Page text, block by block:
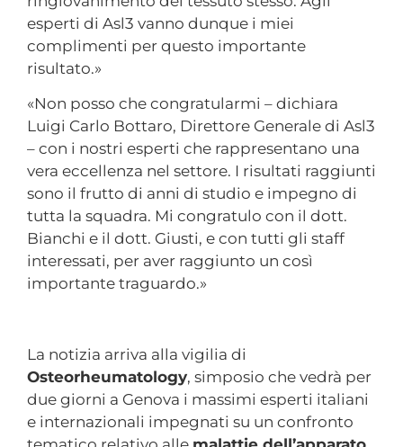
esperti di Asl3 vanno dunque i miei
complimenti per questo importante
risultato.»
«Non posso che congratularmi – dichiara
Luigi Carlo Bottaro, Direttore Generale di Asl3
– con i nostri esperti che rappresentano una
vera eccellenza nel settore. I risultati raggiunti
sono il frutto di anni di studio e impegno di
tutta la squadra. Mi congratulo con il dott.
Bianchi e il dott. Giusti, e con tutti gli staff
interessati, per aver raggiunto un così
importante traguardo.»
La notizia arriva alla vigilia di
Osteorheumatology, simposio che vedrà per
due giorni a Genova i massimi esperti italiani
e internazionali impegnati su un confronto